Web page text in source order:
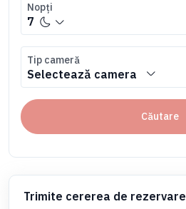
Nopți
7
Tip cameră
Selectează camera
Căutare
Trimite cererea de rezervare